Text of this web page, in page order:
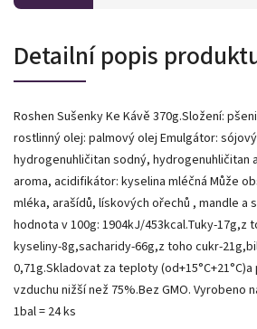
Detailní popis
Roshen Sušenky Ke Kávě 370g.Složení:
rostlinný olej: palmový olej Emulgátor:
hydrogenuhličitan sodný, hydrogenuhličitan
aroma, acidifikátor: kyselina mléčná Může
mléka, arašídů, lískových ořechů , mandle a
hodnota v 100g: 1904kJ/453kcal.Tuky-17g,z
kyseliny-8g,sacharidy-66g,z toho cukr-
0,71g.Skladovat za teploty
vzduchu nižší než 75%.Bez GMO. Vyrobeno
1bal = 24 ks